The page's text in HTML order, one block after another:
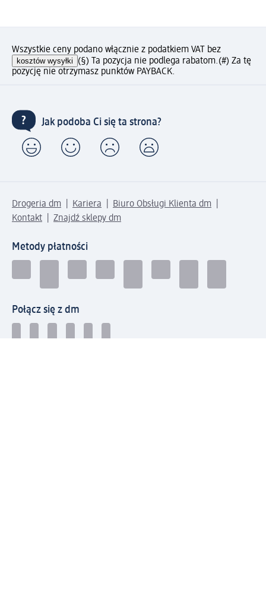
Wszystkie ceny podano włącznie z podatkiem VAT bez
kosztów wysyłki (§) Ta pozycja nie podlega rabatom.(#) Za tę
pozycję nie otrzymasz punktów PAYBACK.
Jak podoba Ci się ta strona?
Drogeria dm Kariera
Biuro Obsługi Klienta dm
Kontakt
Znajdź sklepy dm
Metody płatności
Połącz się z dm